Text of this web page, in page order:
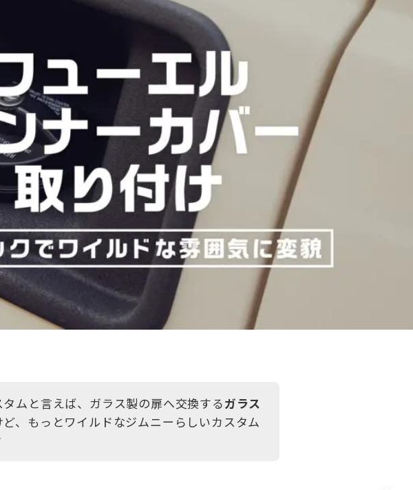
ムと言えば、ガラス製の扉へ交換するガラス
、もっとワイルドなジムニーらしいカスタム